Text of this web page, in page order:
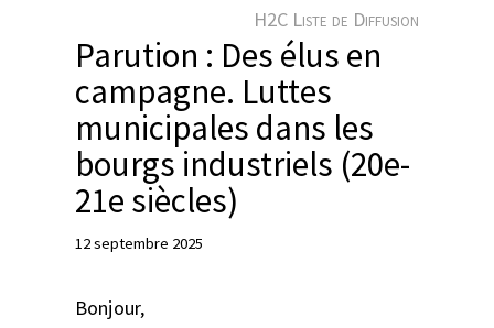
H2C Liste de Diffusion
Parution : Des élus en
campagne. Luttes
municipales dans les
bourgs industriels (20e-
21e siècles)
12 septembre 2025
Bonjour,